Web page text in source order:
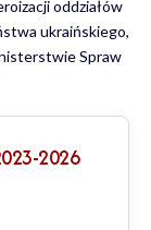
oddziałów
ukraińskiego,
Spraw
2026